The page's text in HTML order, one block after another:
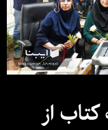
کتاب از